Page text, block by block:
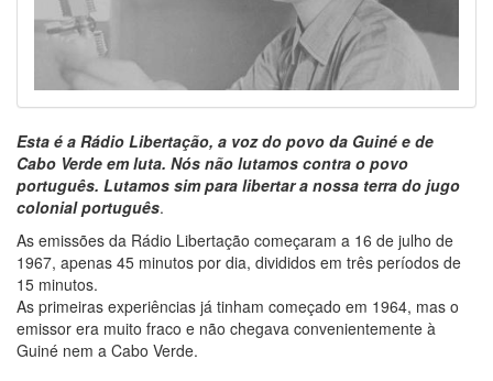
Esta é a Rádio Libertação, a voz do povo da Guiné e de
Cabo Verde em luta. Nós não lutamos contra o povo
português. Lutamos sim para libertar a nossa terra do jugo
colonial português.
As emissões da Rádio Libertação começaram a 16 de julho de
1967, apenas 45 minutos por dia, divididos em três períodos de
15 minutos.
As primeiras experiências já tinham começado em 1964, mas o
emissor era muito fraco e não chegava convenientemente à
Guiné nem a Cabo Verde.